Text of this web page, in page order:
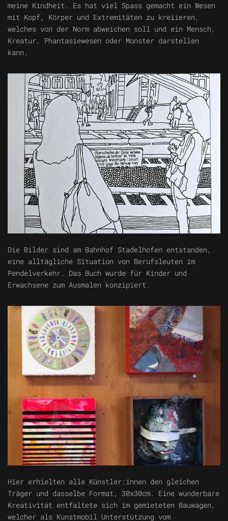
meine Kindheit. Es hat viel Spass gemacht ein Wesen
mit Kopf, Körper und Extremitäten zu kreiieren,
welches von der Norm abweichen soll und ein Mensch,
Kreatur, Phantasiewesen oder Monster darstellen
kann.
Die Bilder sind am Bahnhof Stadelhofen entstanden,
eine alltägliche Situation von Berufsleuten im
Pendelverkehr. Das Buch wurde für Kinder und
Erwachsene zum Ausmalen konzipiert.
Hier erhielten alle Künstler:innen den gleichen
Träger und dasselbe Format, 30x30cm. Eine wunderbare
Kreativität entfaltete sich im gemieteten Bauwagen,
welcher als Kunstmobil Unterstützung vom